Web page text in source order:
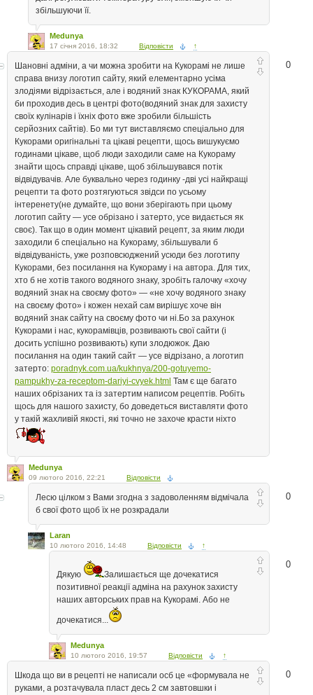
збільшуючи її.
Medunya
17 січня 2016, 18:32 Відповісти ↑
0
Шановні адміни, а чи можна зробити на Кукорамі не лише
справа внизу логотип сайту, який елементарно усіма
злодіями відрізається, але і водяний знак КУКОРАМА, який
би проходив десь в центрі фото(водяний знак для захисту
своїх кулінарів і їхніх фото вже зробили більшість
серйозних сайтів). Бо ми тут виставляємо спеціально для
Кукорами оригінальні та цікаві рецепти, щось вишукуємо
годинами цікаве, щоб люди заходили саме на Кукораму
знайти щось справді цікаве, щоб збільшувався потік
відвідувачів. Але буквально через годинку -дві усі найкращі
рецепти та фото розтягуються звідси по усьому
інтеренету(не думайте, що вони зберігають при цьому
логотип сайту — усе обрізано і затерто, усе видається як
своє). Так що в один момент цікавий рецепт, за яким люди
заходили б спеціально на Кукораму, збільшували б
відвідуваність, уже розповсюджений усюди без логотипу
Кукорами, без посилання на Кукораму і на автора. Для тих,
хто б не хотів такого водяного знаку, зробіть галочку «хочу
водяний знак на своєму фото» — «не хочу водяного знаку
на своєму фото» і кожен нехай сам вирішує хоче він
водяний знак сайту на своєму фото чи ні.Бо за рахунок
Кукорами і нас, кукорамівців, розвивають свої сайти (і
досить успішно розвивають) купи злодюжок. Даю
посилання на один такий сайт — усе відрізано, а логотип
затерто: poradnyk.com.ua/kukhnya/200-gotuyemo-
pampukhy-za-receptom-dariyi-cvyek.html Там є ще багато
наших обрізаних та із затертим написом рецептів. Робіть
щось для нашого захисту, бо доведеться виставляти фото
у такій жахливій якості, які точно не захоче красти ніхто
Medunya
09 лютого 2016, 22:21 Відповісти
0
Лесю цілком з Вами згодна з задоволенням відмічала
б свої фото щоб їх не розкрадали
Laran
10 лютого 2016, 14:48 Відповісти ↑
0
Дякую
Залишається ще дочекатися
позитивної реакції адміна на рахунок захисту
наших авторських прав на Кукорамі. Або не
дочекатися...
Medunya
10 лютого 2016, 19:57 Відповісти ↑
0
Шкода що ви в рецепті не написали осб це «формувала не
руками, а розтачувала пласт десь 2 см завтовшки і